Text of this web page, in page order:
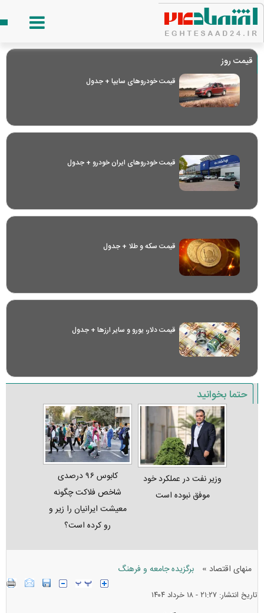
قیمت روز
قیمت خودرو‌های سایپا + جدول
قیمت خودرو‌های ایران خودرو + جدول
قیمت سکه و طلا + جدول
قیمت دلار، یورو و سایر ارز‌ها + جدول
حتما بخوانید
وزیر نفت در عملکرد خود
موفق نبوده است
کابوس ۹۶ درصدی
شاخص فلاکت چگونه
معیشت ایرانیان را زیر و
رو کرده است؟
منهای اقتصاد » برگزیده جامعه و فرهنگ
تاریخ انتشار: ۲۱:۲۷ - ۱۸ خرداد ۱۴۰۴